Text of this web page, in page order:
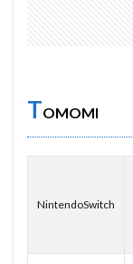
TOMOMI
NintendoSwitch